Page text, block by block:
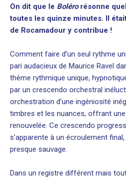
On dit que le Bolérorésonne
toutes les quinze minutes. Il
de Rocamadour y contribue !
Comment faire d’un seul rythme
pari audacieux de Maurice Ravel
thème rythmique unique,
par un crescendo orchestral
orchestration d’une ingéniosité
timbres et les nuances, offrant
renouvelée. Ce crescendo
s’apparente à un écroulement
presque sauvage.
Dans un registre différent mais